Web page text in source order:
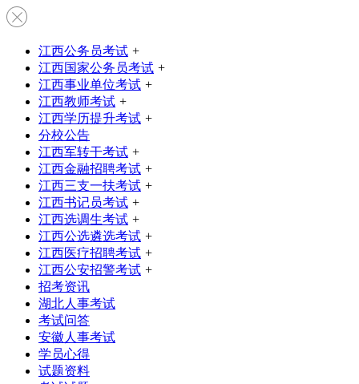
江西公务员考试 +
江西国家公务员考试 +
江西事业单位考试 +
江西教师考试 +
江西学历提升考试 +
分校公告
江西军转干考试 +
江西金融招聘考试 +
江西三支一扶考试 +
江西书记员考试 +
江西选调生考试 +
江西公选遴选考试 +
江西医疗招聘考试 +
江西公安招警考试 +
招考资讯
湖北人事考试
考试问答
安徽人事考试
学员心得
试题资料